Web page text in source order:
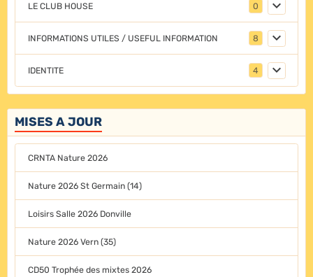
LE CLUB HOUSE 0
INFORMATIONS UTILES / USEFUL INFORMATION 8
IDENTITE 4
MISES A JOUR
CRNTA Nature 2026
Nature 2026 St Germain (14)
Loisirs Salle 2026 Donville
Nature 2026 Vern (35)
CD50 Trophée des mixtes 2026